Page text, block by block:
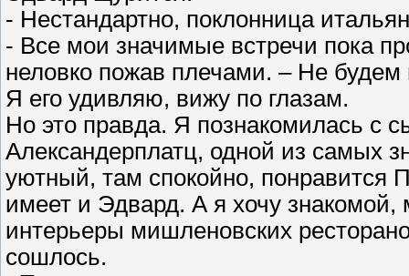
- Нестандартно, поклонница
- Все мои значимые встречи пока
неловко пожав плечами. – Не
Я его удивляю, вижу по глазам.
Но это правда. Я познакомилась с
Александерплатц, одной из самых
уютный, там спокойно, понравится
имеет и Эдвард. А я хочу
интерьеры мишленовских
сошлось.